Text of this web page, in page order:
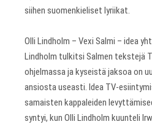
siihen suomenkieliset lyriikat.
Olli Lindholm – Vexi Salmi – idea
Lindholm tulkitsi Salmen tekstejä
ohjelmassa ja kyseistä jaksoa on
ansiosta useasti. Idea TV-
samaisten kappaleiden
syntyi, kun Olli Lindholm kuunteli